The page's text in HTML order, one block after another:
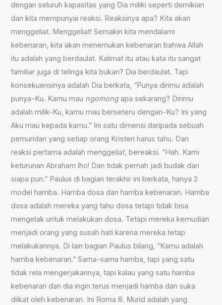
dengan seluruh kapasitas yang Dia miliki seperti demikian
dan kita mempunyai reaksi. Reaksinya apa? Kita akan
menggeliat. Menggeliat! Semakin kita mendalami
kebenaran, kita akan menemukan kebenaran bahwa Allah
itu adalah yang berdaulat. Kalimat itu atau kata itu sangat
familiar juga di telinga kita bukan? Dia berdaulat. Tapi
konsekuensinya adalah Dia berkata, “Punya dirimu adalah
punya-Ku. Kamu mau ngomongapa sekarang? Dirimu
adalah milik-Ku, kamu mau berseteru dengan-Ku? Ini yang
Aku mau kepada kamu.” Ini satu dimensi daripada sebuah
pemuridan yang setiap orang Kristen harus tahu. Dan
reaksi pertama adalah menggeliat, bereaksi. “Hah. Kami
keturunan Abraham lho! Dan tidak pernah jadi budak dari
siapa pun.” Paulus di bagian terakhir ini berkata, hanya 2
model hamba. Hamba dosa dan hamba kebenaran. Hamba
dosa adalah mereka yang tahu dosa tetapi tidak bisa
mengelak untuk melakukan dosa. Tetapi mereka kemudian
menjadi orang yang susah hati karena mereka tetap
melakukannya. Di lain bagian Paulus bilang, “Kamu adalah
hamba kebenaran.” Sama-sama hamba, tapi yang satu
tidak rela mengerjakannya, tapi kalau yang satu hamba
kebenaran dan dia ingin terus menjadi hamba dan suka
diikat oleh kebenaran. Ini Roma 8. Murid adalah yang